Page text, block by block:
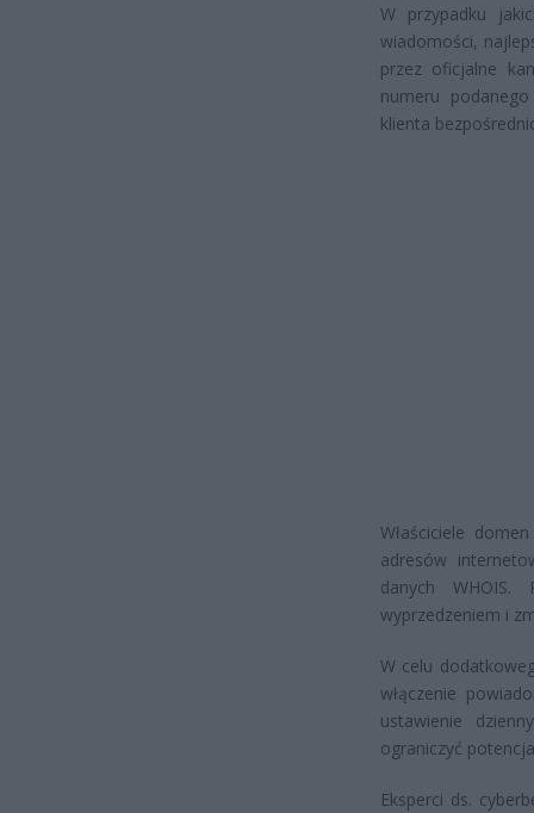
W przypadku
wiadomości,
przez oficjalne
numeru
klienta
Właściciele
adresów
danych
wyprzedzeniem i
W celu
włączenie
ustawienie
ograniczyć
Eksperci ds.